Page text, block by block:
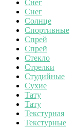
Снег
Снег
Солнце
Спортивные
Спрей
Спрей
Стекло
Стрелки
Студийные
Сухие
Тату
Тату
Текстурная
Текстурные